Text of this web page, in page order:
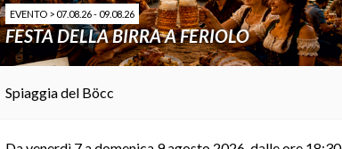
EVENTO > 07.08.26 - 09.08.26
FESTA DELLA BIRRA A FERIOLO
Spiaggia del Böcc